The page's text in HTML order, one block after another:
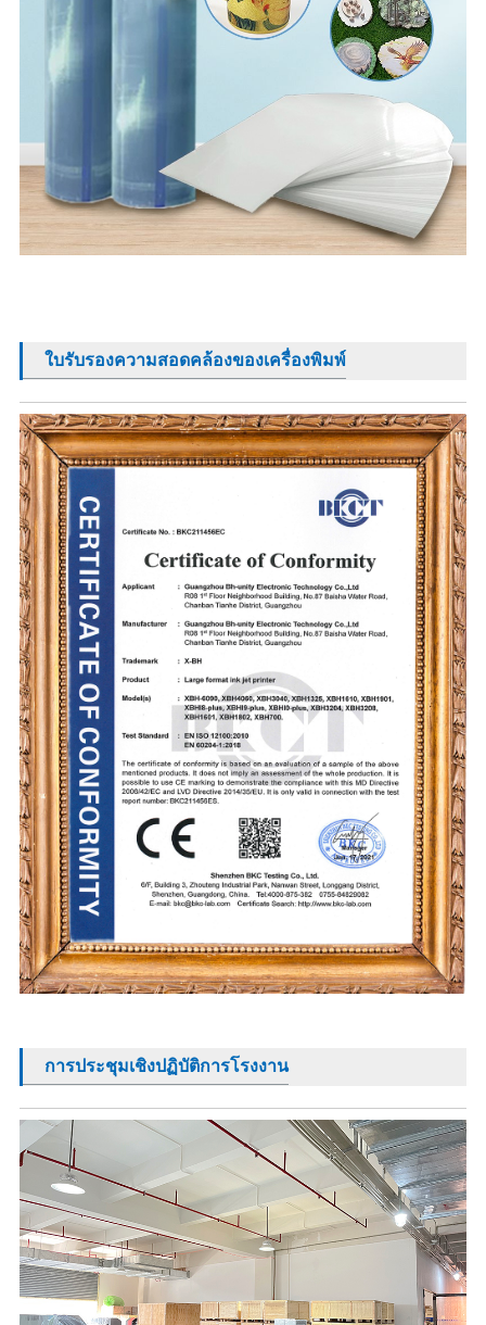
ใบรับรองความสอดคล้องของเครื่องพิมพ์
การประชุมเชิงปฏิบัติการโรงงาน